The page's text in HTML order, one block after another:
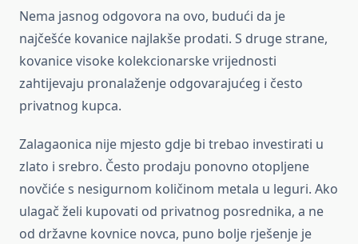
Nema jasnog odgovora na ovo, budući da je
najčešće kovanice najlakše prodati. S druge strane,
kovanice visoke kolekcionarske vrijednosti
zahtijevaju pronalaženje odgovarajućeg i često
privatnog kupca.
Zalagaonica nije mjesto gdje bi trebao investirati u
zlato i srebro. Često prodaju ponovno otopljene
novčiće s nesigurnom količinom metala u leguri. Ako
ulagač želi kupovati od privatnog posrednika, a ne
od državne kovnice novca, puno bolje rješenje je